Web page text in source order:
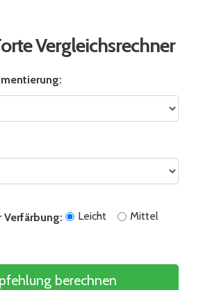
Vergleichsrechner
Verfärbung: Leicht
Mittel
berechnen